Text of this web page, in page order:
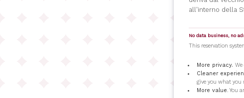
all'interno della
No data business, no
This reservation
More privacy.
Cleaner
give you what you
More value . You